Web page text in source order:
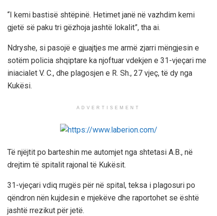
“I kemi bastisë shtëpinë. Hetimet janë në vazhdim kemi
gjetë së paku tri gëzhoja jashtë lokalit”, tha ai.
Ndryshe, si pasojë e gjuajtjes me armë zjarri mëngjesin e
sotëm policia shqiptare ka njoftuar vdekjen e 31-vjeçari me
iniacialet V. C., dhe plagosjen e R. Sh., 27 vjeç, të dy nga
Kukësi.
ADVERTISEMENT
Të njëjtit po barteshin me automjet nga shtetasi A.B., në
drejtim të spitalit rajonal të Kukësit.
31-vjeçari vdiq rrugës për në spital, teksa i plagosuri po
qëndron nën kujdesin e mjekëve dhe raportohet se është
jashtë rrezikut për jetë.